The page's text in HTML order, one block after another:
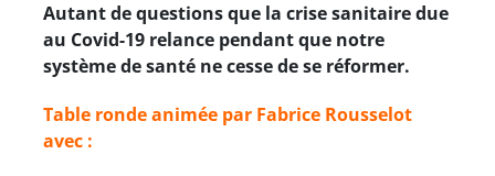
Autant de questions que la crise sanitaire due
au Covid-19 relance pendant que notre
système de santé ne cesse de se réformer.
Table ronde animée par Fabrice Rousselot
avec :